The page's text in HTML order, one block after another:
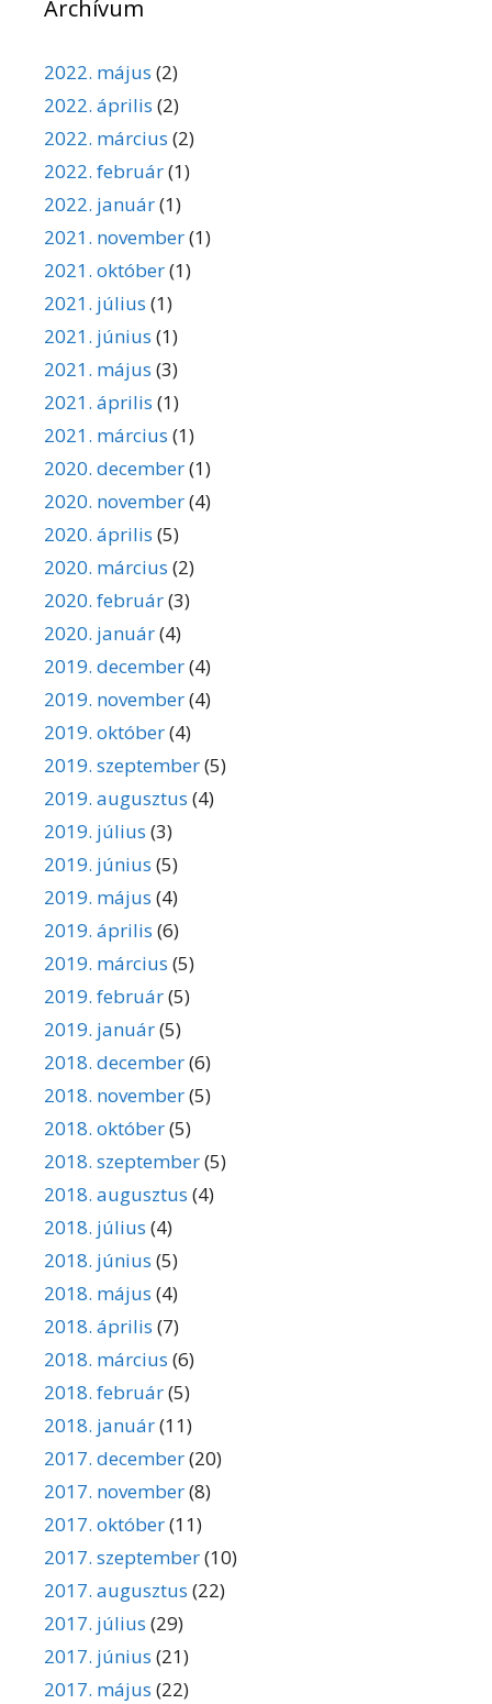
Archívum
2022. május (2)
2022. április (2)
2022. március (2)
2022. február(1)
2022. január(1)
2021. november(1)
2021. október(1)
2021. július (1)
2021. június (1)
2021. május (3)
2021. április (1)
2021. március (1)
2020. december(1)
2020. november(4)
2020. április (5)
2020. március (2)
2020. február(3)
2020. január(4)
2019. december(4)
2019. november(4)
2019. október(4)
2019. szeptember(5)
2019. augusztus (4)
2019. július (3)
2019. június (5)
2019. május (4)
2019. április (6)
2019. március (5)
2019. február(5)
2019. január(5)
2018. december(6)
2018. november(5)
2018. október(5)
2018. szeptember(5)
2018. augusztus (4)
2018. július (4)
2018. június (5)
2018. május (4)
2018. április (7)
2018. március (6)
2018. február(5)
2018. január(11)
2017. december(20)
2017. november(8)
2017. október(11)
2017. szeptember(10)
2017. augusztus (22)
2017. július (29)
2017. június (21)
2017. május (22)